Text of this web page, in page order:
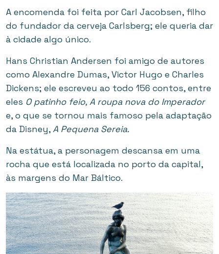
A encomenda foi feita por Carl Jacobsen, filho
do fundador da cerveja Carlsberg; ele queria dar
à cidade algo único.
Hans Christian Andersen foi amigo de autores
como Alexandre Dumas, Victor Hugo e Charles
Dickens; ele escreveu ao todo 156 contos, entre
eles O patinho feio, A roupa nova do Imperador
e, o que se tornou mais famoso pela adaptação
da Disney,A Pequena Sereia.
Na estátua, a personagem descansa em uma
rocha que está localizada no porto da capital,
às margens do Mar Báltico.